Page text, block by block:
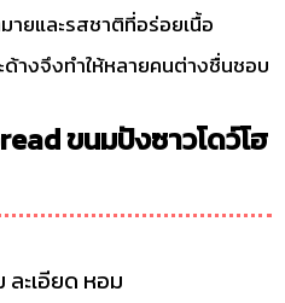
ยและรสชาติที่อร่อยเนื้อ
างจึงทำให้หลายคนต่างชื่นชอบ
ขนมปังซาวโดว์โฮ
ะเอียด หอม